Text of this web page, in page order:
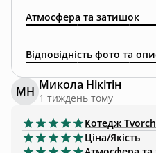
Атмосфера та затишок
Відповідність фото та
МН Микола Нікітін
1 тиждень тому
Котедж
Ціна/Якість